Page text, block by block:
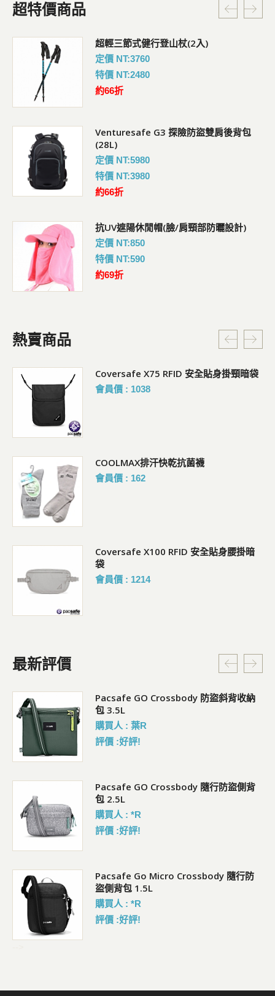
超特價商品
超輕三節式健行登山杖(2入)
定價 NT:3760
特價 NT:2480
約66折
Venturesafe G3 探險防盜雙肩後背包
(28L)
定價 NT:5980
特價 NT:3980
約66折
抗UV遮陽休閒帽(臉/肩頸部防曬設計)
定價 NT:850
特價 NT:590
約69折
熱賣商品
Coversafe X75 RFID 安全貼身掛頸暗袋
會員價 : 1038
COOLMAX排汗快乾抗菌襪
會員價 : 162
Coversafe X100 RFID 安全貼身腰掛暗
袋
會員價 : 1214
最新評價
Pacsafe GO Crossbody 防盜斜背收納
包 3.5L
購買人 : 葉R
評價 :好評!
Pacsafe GO Crossbody 隨行防盜側背
包 2.5L
購買人 : *R
評價 :好評!
Pacsafe Go Micro Crossbody 隨行防
盜側背包 1.5L
購買人 : *R
評價 :好評!